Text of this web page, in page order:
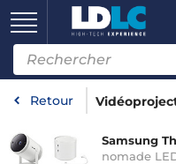
Retour
Samsung
nomade